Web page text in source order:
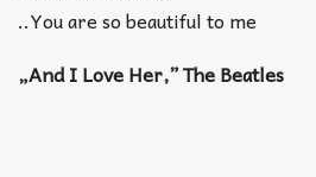
..You are so beautiful to me
„And I Love Her,” The Beatles